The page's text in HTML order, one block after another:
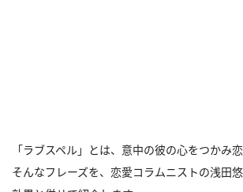
「ラブスペル」とは、意中の彼の心をつかみ
そんなフレーズを、恋愛コラムニストの浅田